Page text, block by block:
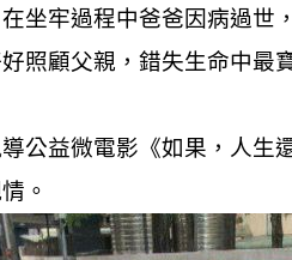
坐牢過程中爸爸因病過世
照顧父親，錯失生命中最
公益微電影《如果，人生
。